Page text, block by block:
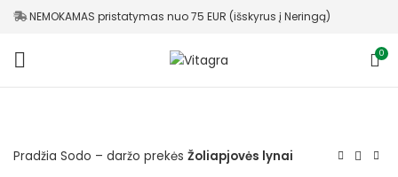
NEMOKAMAS pristatymas nuo 75 EUR (išskyrus į Neringą)
0
Pradžia Sodo – daržo prekės Žoliapjovės lynai